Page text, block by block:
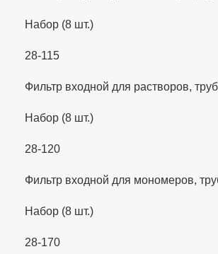
Набор (8 шт.)
28-115
Фильтр входной для растворов,
Набор (8 шт.)
28-120
Фильтр входной для мономеров,
Набор (8 шт.)
28-170